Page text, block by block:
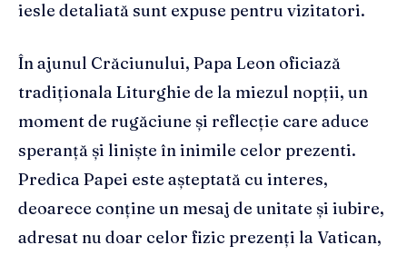
iesle detaliată sunt expuse pentru vizitatori.
În ajunul Crăciunului, Papa Leon oficiază
tradiționala Liturghie de la miezul nopții, un
moment de rugăciune și reflecție care aduce
speranță și liniște în inimile celor prezenti.
Predica Papei este așteptată cu interes,
deoarece conține un mesaj de unitate și iubire,
adresat nu doar celor fizic prezenți la Vatican,